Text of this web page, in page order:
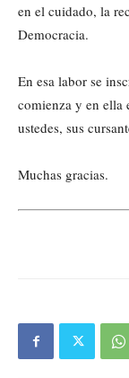
en el cuidado, la
Democracia.
En esa labor se
comienza y en ella
ustedes, sus
Muchas gracias.